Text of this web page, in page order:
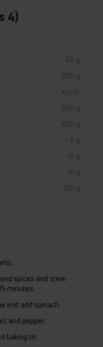
4)
60 g
200 g
4 pcs.
350 g
800 g
5 g
15 g
10 g
150 g
spices and stew
minutes.
end add spinach.
and pepper.
baking tin.